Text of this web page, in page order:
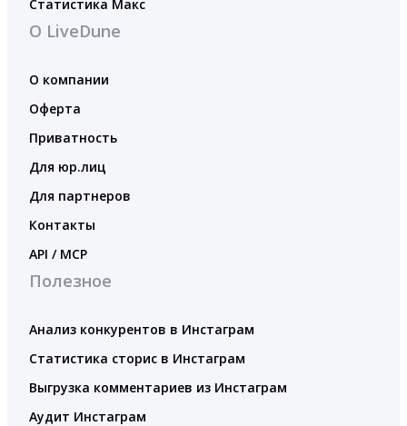
Статистика Макс
О LiveDune
О компании
Оферта
Приватность
Для юр.лиц
Для партнеров
Контакты
API / MCP
Полезное
Анализ конкурентов в Инстаграм
Статистика сторис в Инстаграм
Выгрузка комментариев из Инстаграм
Аудит Инстаграм